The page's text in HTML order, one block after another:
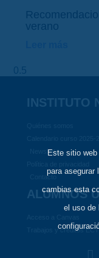
verano
INSTITUTO
Newsletter
Contacto
ALUMNOS
Trabajos y créditos
Este sitio
para asegurar
cambias esta
el uso de